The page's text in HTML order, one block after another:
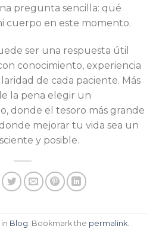
pregunta sencilla: qué
cuerpo en este momento.
ser una respuesta útil
conocimiento, experiencia
de cada paciente. Más
la pena elegir un
donde el tesoro más grande
mejorar tu vida sea un
y posible.
Blog. Bookmark the permalink.